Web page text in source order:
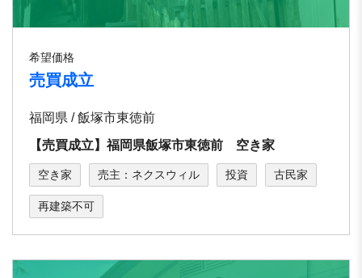
希望価格
売買成立
福岡県 / 飯塚市東徳前
【売買成立】福岡県飯塚市東徳前 空き家
空き家 売主：ネクスウィル 投資 古民家
再建築不可